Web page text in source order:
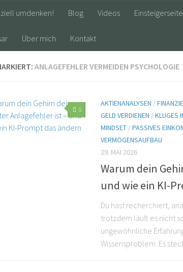
umdenken! Blog Videos Einsteigerseite
Über mich Kontakt
ANLAGEFEHLER VERMEIDEN PSYCHOLOGIE
0
AKTIENANALYSEN /
GELD VERDIENEN /KLUGES
MINDSET /PASSIVES
VERMÖGENSAUFBAU
29. MAI 2026
Warum dein
und wie ein KI-
Du hast recherchiert,
trotzdem läuft es nicht
ungewöhnliche
Wissensproblem. Es